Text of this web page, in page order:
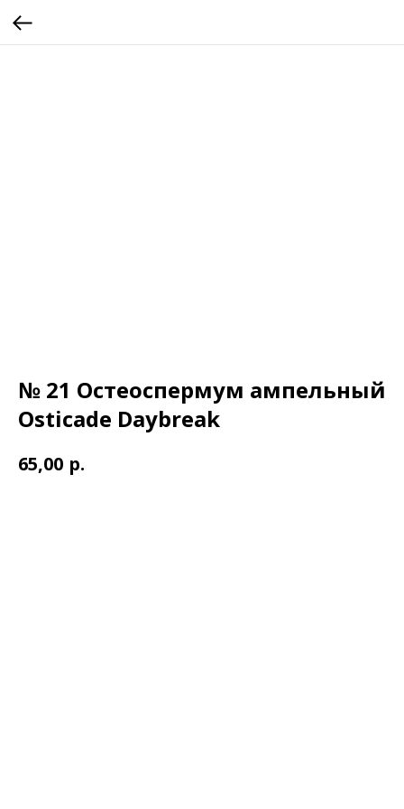
№ 21 Остеоспермум ампельный
Osticade Daybreak
65,00 р.